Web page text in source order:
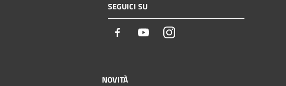
SEGUICI SU
Facebook YoutubeInstagram
NOVITÀ